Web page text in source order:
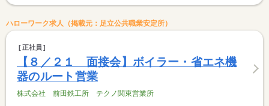
ハローワーク求人（掲載元：足立公共職業安定所）
正社員
【８／２１ 面接会】ボイラー・省エネ機
器のルート営業
株式会社 前田鉄工所 テクノ関東営業所